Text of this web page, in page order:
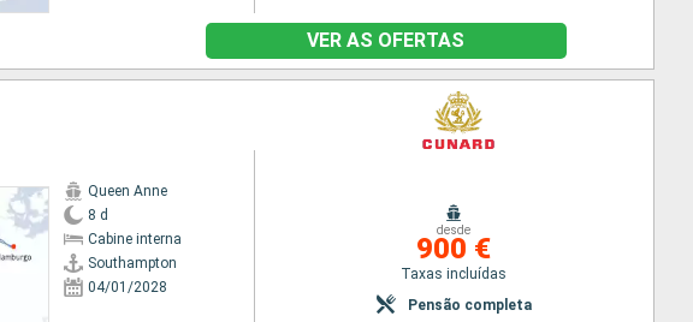
VER AS OFERTAS
Queen Anne
8 d
Cabine interna
Southampton
04/01/2028
desde
900 €
Taxas incluídas
Pensão completa